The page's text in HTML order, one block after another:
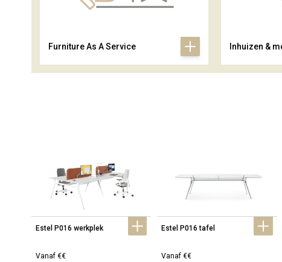
Furniture As A Service Inhuizen &
Estel P016 werkplek
Vanaf €€
Estel P016 tafel
Vanaf €€